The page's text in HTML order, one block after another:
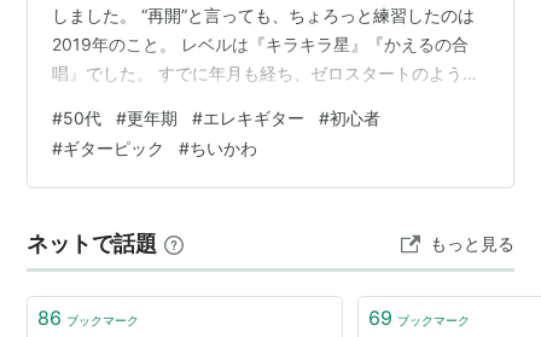
しました。 “再開”と言っても、ちょろっと練習したのは
2019年のこと。 レベルは『キラキラ星』『かえるの合
唱』でした。 すでに年月も経ち、ゼロスタートのような
star0708.hateblo.jp 『ちいかわ』のピック ギターピック
も自分好みの硬さ・厚さ みたいなものを探してみたいと
思いつつ 以前ネットで購入した 『ちいかわ』のものを使
ックは消耗品のため トライアングル型の方…
#50代 #更年期 #エレキギター #初心者
#ギターピック #ちいかわ
ネットで話題 もっと見る
86 ブックマーク 69 ブックマーク